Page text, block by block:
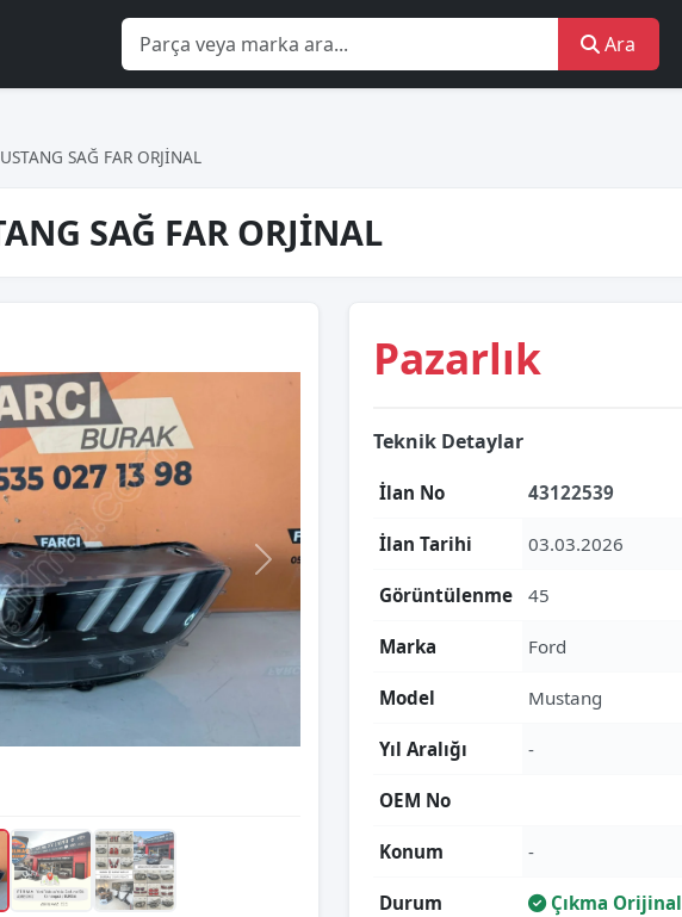
Ara
SAĞ FAR ORJİNAL
SAĞ FAR ORJİNAL
Pazarlık
Teknik Detaylar
İlan No 43122539
İlan Tarihi 03.03.2026
Görüntülenme 45
Marka Ford
Model Mustang
Yıl Aralığı -
OEM No
Konum -
Durum Çıkma Orijinal